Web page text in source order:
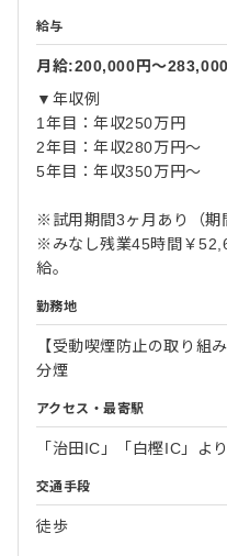
給与
月給:200,000円〜
▼年収例
1年目：年収250万円
2年目：年収280万円～
5年目：年収350万円～
※試用期間3ヶ月あり（期
※みなし残業45時間￥
給。
勤務地
【受動喫煙防止の取り組み
分煙
アクセス・最寄駅
「治田IC」「白樫IC」よ
交通手段
徒歩